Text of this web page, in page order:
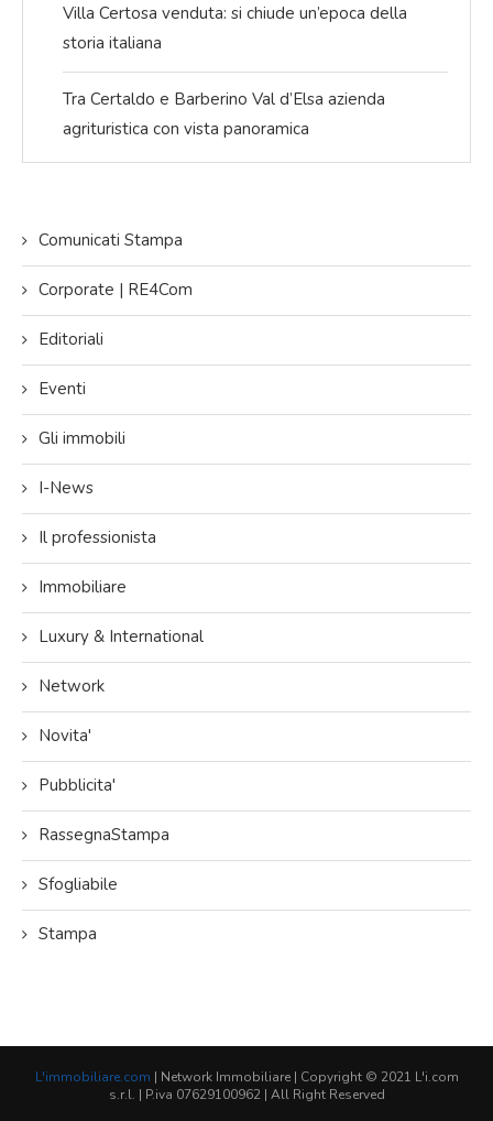
Villa Certosa venduta: si chiude un’epoca della
storia italiana
Tra Certaldo e Barberino Val d’Elsa azienda
agrituristica con vista panoramica
Comunicati Stampa
Corporate | RE4Com
Editoriali
Eventi
Gli immobili
I-News
Il professionista
Immobiliare
Luxury & International
Network
Novita'
Pubblicita'
RassegnaStampa
Sfogliabile
Stampa
L'immobiliare.com | Network Immobiliare | Copyright © 2021 L'i.com
s.r.l. | P.iva 07629100962 | All Right Reserved